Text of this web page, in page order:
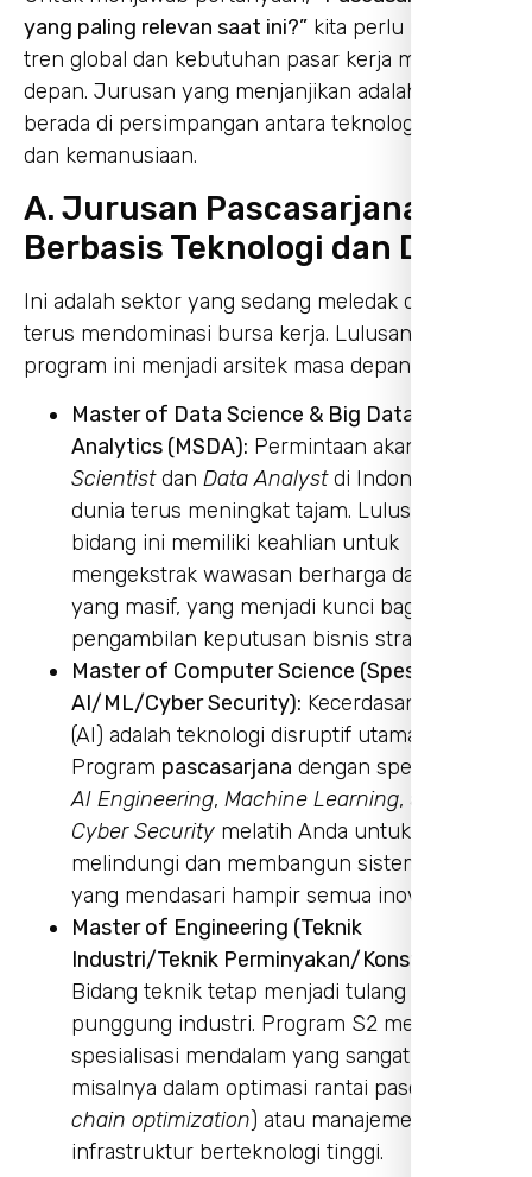
yang paling relevan saat ini?” kita perlu melihat
tren global dan kebutuhan pasar kerja masa
depan. Jurusan yang menjanjikan adalah yang
berada di persimpangan antara teknologi, bisnis,
dan kemanusiaan.
A. Jurusan Pascasarjana
Berbasis Teknologi dan Data
Ini adalah sektor yang sedang meledak dan akan
terus mendominasi bursa kerja. Lulusan dari
program ini menjadi arsitek masa depan digital.
Master of Data Science & Big Data
Analytics (MSDA): Permintaan akan
Scientistdan Data Analystdi Indonesia dan
dunia terus meningkat tajam. Lulusan S2 di
bidang ini memiliki keahlian untuk
mengekstrak wawasan berharga dari data
yang masif, yang menjadi kunci bagi
pengambilan keputusan bisnis strategis.
Master of Computer Science (Spesialisasi
AI/ML/Cyber Security): Kecerdasan Buatan
(AI) adalah teknologi disruptif utama.
Program pascasarjana dengan spesialisasi
AI Engineering, Machine Learning, atau
Cyber Security melatih Anda untuk
melindungi dan membangun sistem cerdas
yang mendasari hampir semua inovasi.
Master of Engineering (Teknik
Industri/Teknik Perminyakan/Konstruksi):
Bidang teknik tetap menjadi tulang
punggung industri. Program S2 menawarkan
spesialisasi mendalam yang sangat dicari,
misalnya dalam optimasi rantai pasok (
chain optimization) atau manajemen proyek
infrastruktur berteknologi tinggi.